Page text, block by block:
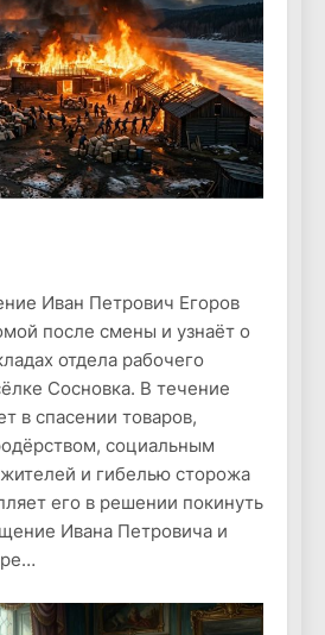
Иван Петрович Егоров
после смены и узнаёт о
отдела рабочего
Сосновка. В течение
в спасении товаров,
социальным
и гибелью сторожа
его в решении покинуть
Ивана Петровича и